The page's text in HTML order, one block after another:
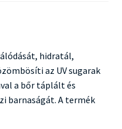
hidratál,
az UV sugarak
a bőr táplált és
barnaságát. A termék